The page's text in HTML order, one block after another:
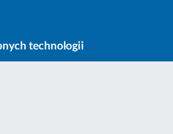
technologii